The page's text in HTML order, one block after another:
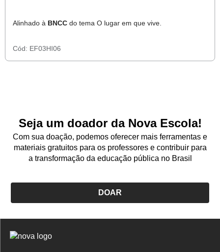
Alinhado à BNCC do tema O lugar em que vive.
Cód: EF03HI06
Seja um doador da Nova Escola!
Com sua doação, podemos oferecer mais ferramentas e
materiais gratuitos para os professores e contribuir para
a transformação da educação pública no Brasil
DOAR
Logo